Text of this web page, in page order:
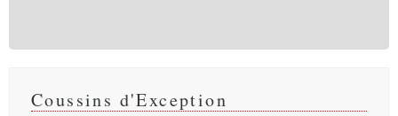
Coussins d'Exception